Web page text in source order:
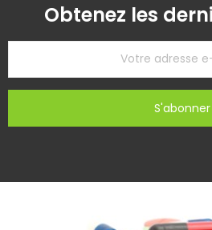
Obtenez les
S'abonner